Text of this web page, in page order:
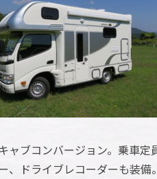
ブコンバージョン。乗車定
ドライブレコーダーも装備。